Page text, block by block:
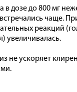
дозе до 800 мг
чаще.
реакций
увеличивалась.
не ускоряет